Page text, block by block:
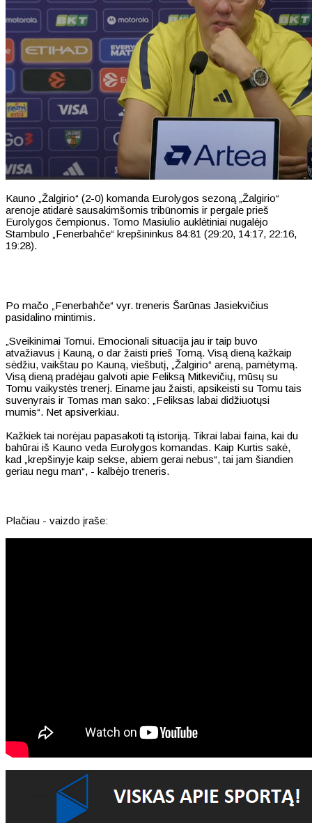
Kauno „Žalgirio“ (2-0) komanda Eurolygos sezoną „Žalgirio“
arenoje atidarė sausakimšomis tribūnomis ir pergale prieš
Eurolygos čempionus. Tomo Masiulio auklėtiniai nugalėjo
Stambulo „Fenerbahče“ krepšininkus 84:81 (29:20, 14:17, 22:16,
19:28).
Po mačo „Fenerbahče“ vyr. treneris Šarūnas Jasiekvičius
pasidalino mintimis.
„Sveikinimai Tomui. Emocionali situacija jau ir taip buvo
atvažiavus į Kauną, o dar žaisti prieš Tomą. Visą dieną kažkaip
sėdžiu, vaikštau po Kauną, viešbutį, „Žalgirio“ areną, pamėtymą.
Visą dieną pradėjau galvoti apie Feliksą Mitkevičių, mūsų su
Tomu vaikystės trenerį. Einame jau žaisti, apsikeisti su Tomu tais
suvenyrais ir Tomas man sako: „Feliksas labai didžiuotųsi
mumis“. Net apsiverkiau.
Kažkiek tai norėjau papasakoti tą istoriją. Tikrai labai faina, kai du
bahūrai iš Kauno veda Eurolygos komandas. Kaip Kurtis sakė,
kad „krepšinyje kaip sekse, abiem gerai nebus“, tai jam šiandien
geriau negu man“, - kalbėjo treneris.
Plačiau - vaizdo įraše: